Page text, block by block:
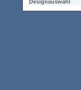
Designauswahl
Designauswahl